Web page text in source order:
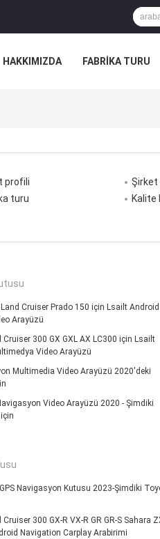
HAKKIMIZDA FABRIKA TURU
profili
turu
Kalite
Cruiser Prado 150 için Lsailt Android
Arayüzü
300 GX GXL AX LC300 için Lsailt
Video Arayüzü
Multimedia Video Arayüzü 2020'deki
Video Arayüzü 2020 - Şimdiki
Navigasyon Kutusu 2023-Şimdiki
300 GX-R VX-R GR GR-S Sahara
Navigation Carplay Arabirimi